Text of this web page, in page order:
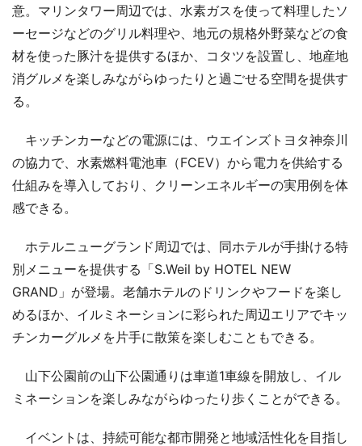
意。マリンタワー周辺では、水素ガスを使って料理したソ
ーセージなどのグリル料理や、地元の規格外野菜などの食
材を使った豚汁を提供するほか、コタツを設置し、地産地
消グルメを楽しみながらゆったりと過ごせる空間を提供す
る。
キッチンカーなどの電源には、ウエインズトヨタ神奈川
の協力で、水素燃料電池車（FCEV）から電力を供給する
仕組みを導入しており、クリーンエネルギーの実用例を体
感できる。
ホテルニューグランド周辺では、同ホテルが手掛ける特
別メニューを提供する「S.Weil by HOTEL NEW
GRAND」が登場。老舗ホテルのドリンクやフードを楽し
めるほか、イルミネーションに彩られた周辺エリアでキッ
チンカーグルメを片手に散策を楽しむこともできる。
山下公園前の山下公園通りは車道1車線を開放し、イル
ミネーションを楽しみながらゆったり歩くことができる。
イベントは、持続可能な都市開発と地域活性化を目指し